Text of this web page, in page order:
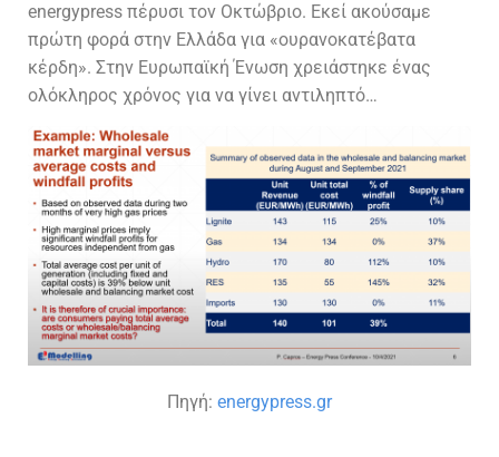
energypress πέρυσι τον Οκτώβριο. Εκεί ακούσαμε
πρώτη φορά στην Ελλάδα για «ουρανοκατέβατα
κέρδη». Στην Ευρωπαϊκή Ένωση χρειάστηκε ένας
ολόκληρος χρόνος για να γίνει αντιληπτό…
Πηγή: energypress.gr